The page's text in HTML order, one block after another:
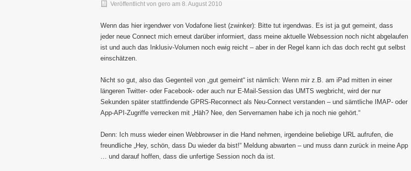
Veröffentlicht von gero am 8. August 2010
Wenn das hier irgendwer von Vodafone liest (zwinker): Bitte tut irgendwas. Es ist ja gut gemeint, dass
jeder neue Connect mich erneut darüber informiert, dass meine aktuelle Websession noch nicht abgelaufen
ist und auch das Inklusiv-Volumen noch ewig reicht – aber in der Regel kann ich das doch recht gut selbst
einschätzen.
Nicht so gut, also das Gegenteil von „gut gemeint“ ist nämlich: Wenn mir z.B. am iPad mitten in einer
längeren Twitter- oder Facebook- oder auch nur E-Mail-Session das UMTS wegbricht, wird der nur
Sekunden später stattfindende GPRS-Reconnect als Neu-Connect verstanden – und sämtliche IMAP- oder
App-API-Zugriffe verrecken mit „Häh? Nee, den Servernamen habe ich ja noch nie gehört.“
Denn: Ich muss wieder einen Webbrowser in die Hand nehmen, irgendeine beliebige URL aufrufen, die
freundliche „Hey, schön, dass Du wieder da bist!“ Meldung abwarten – und muss dann zurück in meine App
… und darauf hoffen, dass die unfertige Session noch da ist.